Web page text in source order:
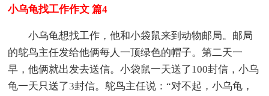
小乌龟找工作作文 篇4
小乌龟想找工作，他和小袋鼠来到动物邮局。邮局
的鸵鸟主任发给他俩每人一顶绿色的帽子。第二天一
早，他俩就出发去送信。小袋鼠一天送了100封信，小乌
龟一天只送了3封信。鸵鸟主任说：“对不起，小乌龟，